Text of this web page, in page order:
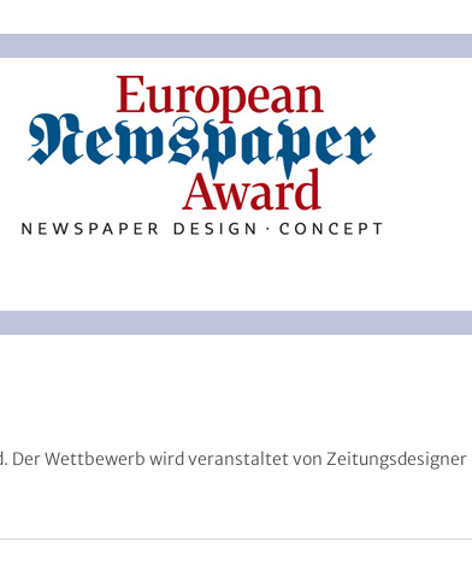
Der Wettbewerb wird veranstaltet von